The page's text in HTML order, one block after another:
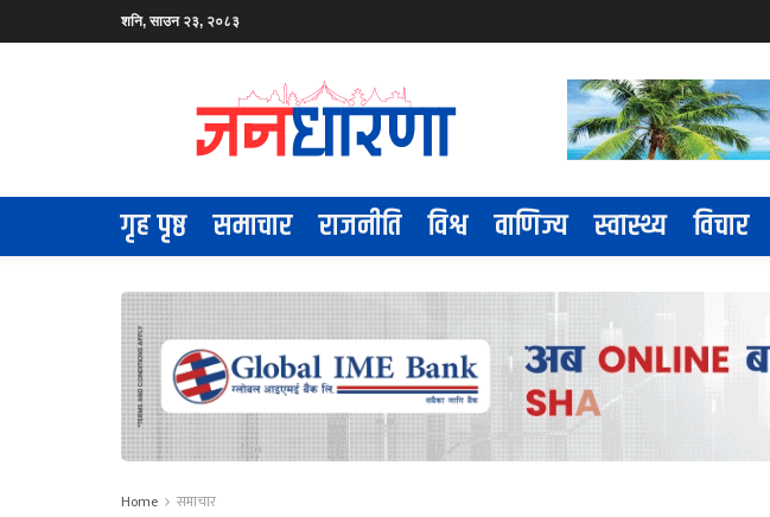
शनि, साउन २३, २०८३
गृह पृष्ठ समाचार राजनीति विश्व वाणिज्य स्वास्थ्य विचार
Home समाचार